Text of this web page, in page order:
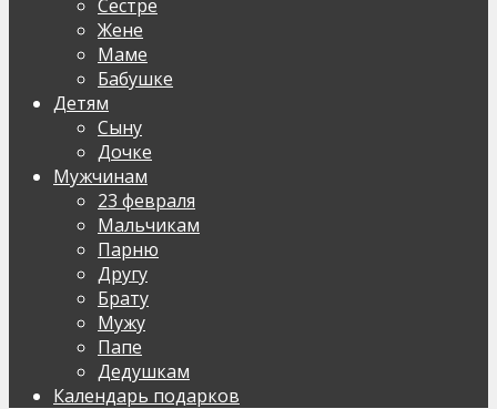
Сестре
Жене
Маме
Бабушке
Детям
Сыну
Дочке
Мужчинам
23 февраля
Мальчикам
Парню
Другу
Брату
Мужу
Папе
Дедушкам
Календарь подарков